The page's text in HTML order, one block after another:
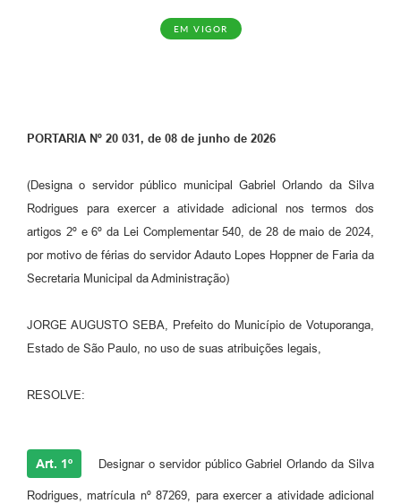
Legislação
Transparência
Audiências Públicas
Editais
Telefones Úteis
Contato
EM VIGOR
PORTARIA Nº 20 031, de 08 de junho de 2026
(Designa o servidor público municipal Gabriel Orlando da Silva
Rodrigues para exercer a atividade adicional nos termos dos
artigos 2º e 6º da Lei Complementar 540, de 28 de maio de 2024,
por motivo de férias do servidor Adauto Lopes Hoppner de Faria da
Secretaria Municipal da Administração)
JORGE AUGUSTO SEBA, Prefeito do Município de Votuporanga,
Estado de São Paulo, no uso de suas atribuições legais,
RESOLVE:
Art. 1º Designar o servidor público Gabriel Orlando da Silva
Rodrigues, matrícula nº 87269, para exercer a atividade adicional